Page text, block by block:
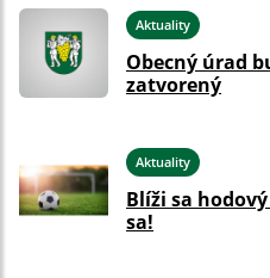
Aktuality
Obecný úrad
zatvorený
Aktuality
Blíži sa
sa!